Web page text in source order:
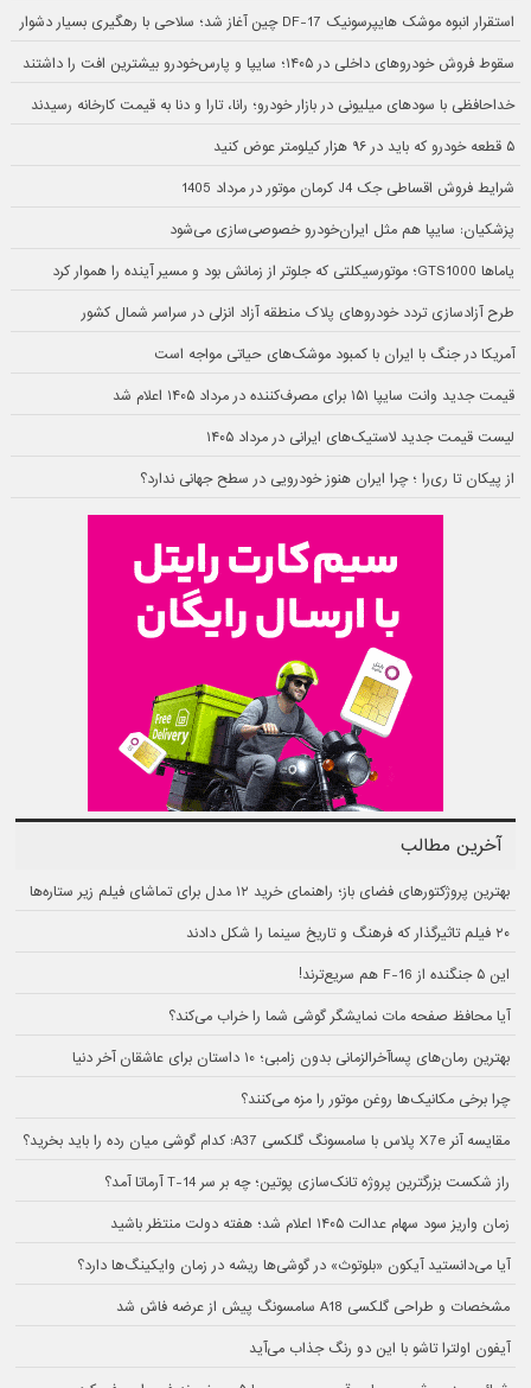
استقرار انبوه موشک هایپرسونیک DF-17 چین آغاز شد؛ سلاحی با رهگیری بسیار دشوار
سقوط فروش خودروهای داخلی در ۱۴۰۵؛ سایپا و پارس‌خودرو بیشترین افت را داشتند
خداحافظی با سودهای میلیونی در بازار خودرو؛ رانا، تارا و دنا به قیمت کارخانه رسیدند
۵ قطعه خودرو که باید در ۹۶ هزار کیلومتر عوض کنید
شرایط فروش اقساطی جک J4 کرمان موتور در مرداد 1405
پزشکیان: سایپا هم مثل ایران‌خودرو خصوصی‌سازی می‌شود
یاماها GTS1000؛ موتورسیکلتی که جلوتر از زمانش بود و مسیر آینده را هموار کرد
طرح آزادسازی تردد خودروهای پلاک منطقه آزاد انزلی در سراسر شمال کشور
آمریکا در جنگ با ایران با کمبود موشک‌های حیاتی مواجه است
قیمت جدید وانت سایپا ۱۵۱ برای مصرف‌کننده در مرداد ۱۴۰۵ اعلام شد
لیست قیمت جدید لاستیک‌های ایرانی در مرداد ۱۴۰۵
از پیکان تا ری‌را ؛ چرا ایران هنوز خودرویی در سطح جهانی ندارد؟
آخرین مطالب
بهترین پروژکتورهای فضای باز؛ راهنمای خرید ۱۲ مدل برای تماشای فیلم زیر ستاره‌ها
۲۰ فیلم تاثیرگذار که فرهنگ و تاریخ سینما را شکل دادند
این ۵ جنگنده از F-16 هم سریع‌ترند!
آیا محافظ صفحه مات نمایشگر گوشی شما را خراب می‌کند؟
بهترین رمان‌های پسا‌آخرالزمانی بدون زامبی؛ ۱۰ داستان برای عاشقان آخر دنیا
چرا برخی مکانیک‌ها روغن موتور را مزه می‌کنند؟
مقایسه آنر X7e پلاس با سامسونگ گلکسی A37: کدام گوشی میان رده را باید بخرید؟
راز شکست بزرگترین پروژه تانک‌سازی پوتین؛ چه بر سر T-14 آرماتا آمد؟
زمان واریز سود سهام عدالت ۱۴۰۵ اعلام شد؛ هفته دولت منتظر باشید
آیا می‌دانستید آیکون «بلوتوث» در گوشی‌ها ریشه در زمان وایکینگ‌ها دارد؟
مشخصات و طراحی گلکسی A18 سامسونگ پیش از عرضه فاش شد
آیفون اولترا تاشو با این دو رنگ جذاب می‌آید